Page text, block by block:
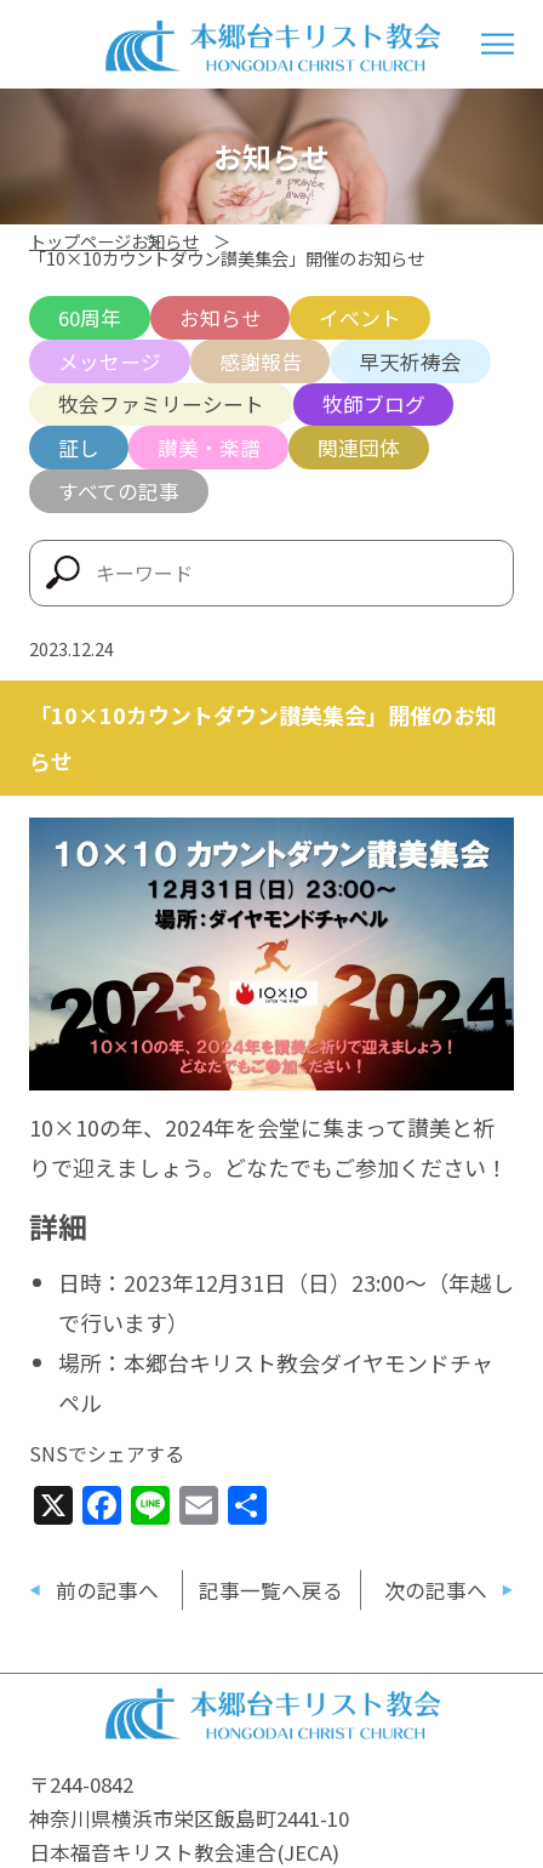
お知らせ
トップページお知らせ
「10×10カウントダウン讃美集会」開催のお知らせ
60周年 お知らせ
イベント
メッセージ
感謝報告
早天祈祷会
牧会ファミリーシート
牧師ブログ
証し
讃美・楽譜
関連団体
すべての記事
2023.12.24
「10×10カウントダウン讃美集会」開催のお知
らせ
10×10の年、2024年を会堂に集まって讃美と祈
りで迎えましょう。どなたでもご参加ください！
詳細
日時：2023年12月31日（日）23:00〜（年越し
で行います）
場所：本郷台キリスト教会ダイヤモンドチャ
ペル
SNSでシェアする
X Facebook
LineEmail
共
前の記事へ 記事一覧へ戻る 次の記事へ
〒244-0842
神奈川県横浜市栄区飯島町2441-10
日本福音キリスト教会連合​(JECA)